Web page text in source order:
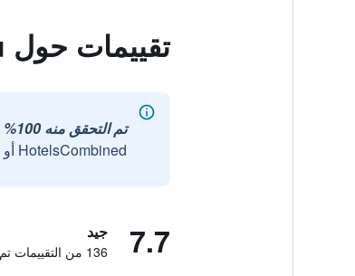
تقييمات حول Amaris Hotel Bengkulu
تم التحقق منه 100%
HotelsCombined أو مع شركائنا الخارجيين الموثوقين.
7.7 جيد
136 من التقييمات تم التحقق منها